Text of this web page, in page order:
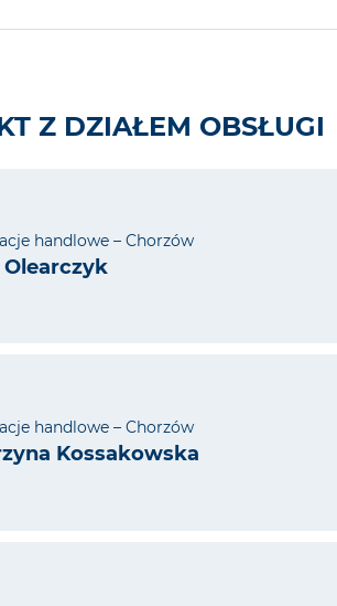
Z DZIAŁEM OBSŁUGI
handlowe – Chorzów
Olearczyk
handlowe – Chorzów
Kossakowska